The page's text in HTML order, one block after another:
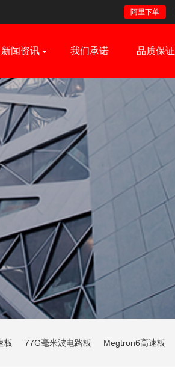
阿里下单
新闻资讯 我们承诺 品质保证
板 77G毫米波电路板 Megtron6高速板